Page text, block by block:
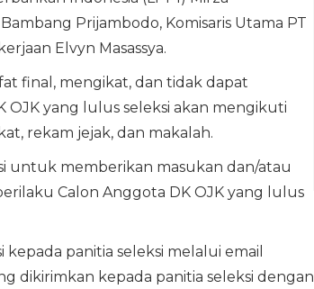
Prijambodo, Komisaris Utama PT
Elvyn Masassya.
final, mengikat, dan tidak dapat
yang lulus seleksi akan mengikuti
rekam jejak, dan makalah.
untuk memberikan masukan dan/atau
Calon Anggota DK OJK yang lulus
panitia seleksi melalui email
dikirimkan kepada panitia seleksi dengan